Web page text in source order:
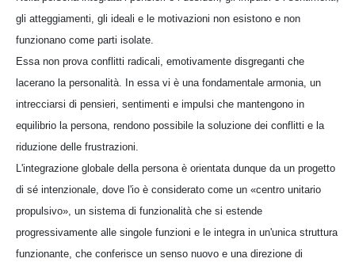
gli atteggiamenti, gli ideali e le motivazioni non esistono e non
funzionano come parti isolate.
Essa non prova conflitti radicali, emotivamente disgreganti che
lacerano la personalità. In essa vi è una fondamentale armonia, un
intrecciarsi di pensieri, sentimenti e impulsi che mantengono in
equilibrio la persona, rendono possibile la soluzione dei conflitti e la
riduzione delle frustrazioni.
L'integrazione globale della persona è orientata dunque da un progetto
di sé intenzionale, dove l'io è considerato come un «centro unitario
propulsivo», un sistema di funzionalità che si estende
progressivamente alle singole funzioni e le integra in un'unica struttura
funzionante, che conferisce un senso nuovo e una direzione di